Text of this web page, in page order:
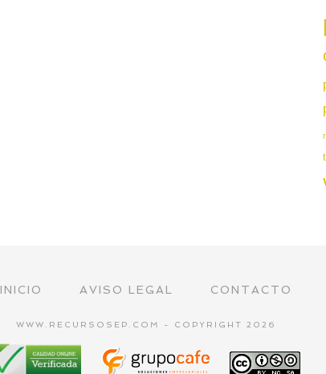
INICIO AVISO LEGAL CONTACTO
WWW.RECURSOSEP.COM - COPYRIGHT 2026